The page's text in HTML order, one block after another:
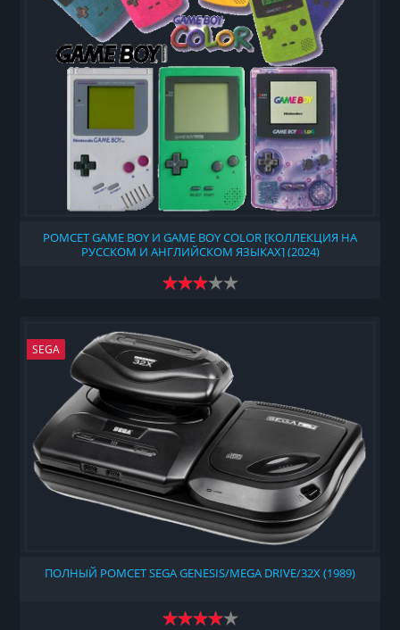
РОМСЕТ GAME BOY И GAME BOY COLOR [КОЛЛЕКЦИЯ НА
РУССКОМ И АНГЛИЙСКОМ ЯЗЫКАХ] (2024)
SEGA
ПОЛНЫЙ РОМСЕТ SEGA GENESIS/MEGA DRIVE/32X (1989)